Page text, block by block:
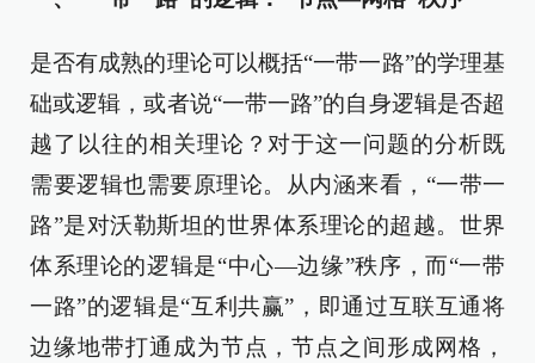
是否有成熟的理论可以概括“一带一路”的学理基
础或逻辑，或者说“一带一路”的自身逻辑是否超
越了以往的相关理论？对于这一问题的分析既
需要逻辑也需要原理论。从内涵来看，“一带一
路”是对沃勒斯坦的世界体系理论的超越。世界
体系理论的逻辑是“中心—边缘”秩序，而“一带
一路”的逻辑是“互利共赢”，即通过互联互通将
边缘地带打通成为节点，节点之间形成网格，